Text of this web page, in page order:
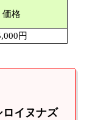
価格
円
イヌナズ